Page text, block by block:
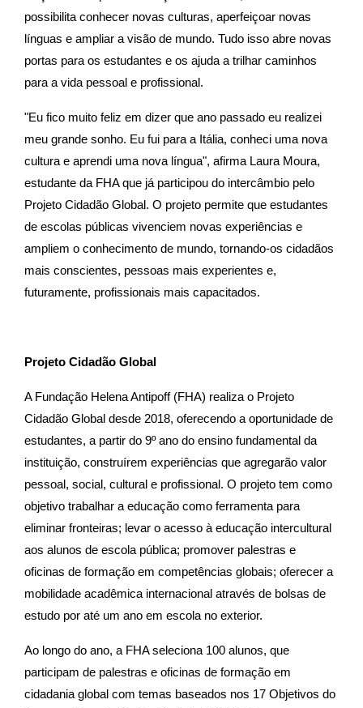
possibilita conhecer novas culturas, aperfeiçoar novas
línguas e ampliar a visão de mundo. Tudo isso abre novas
portas para os estudantes e os ajuda a trilhar caminhos
para a vida pessoal e profissional.
"Eu fico muito feliz em dizer que ano passado eu realizei
meu grande sonho. Eu fui para a Itália, conheci uma nova
cultura e aprendi uma nova língua", afirma Laura Moura,
estudante da FHA que já participou do intercâmbio pelo
Projeto Cidadão Global. O projeto permite que estudantes
de escolas públicas vivenciem novas experiências e
ampliem o conhecimento de mundo, tornando-os cidadãos
mais conscientes, pessoas mais experientes e,
futuramente, profissionais mais capacitados.
Projeto Cidadão Global
A Fundação Helena Antipoff (FHA) realiza o Projeto
Cidadão Global desde 2018, oferecendo a oportunidade de
estudantes, a partir do 9º ano do ensino fundamental da
instituição, construírem experiências que agregarão valor
pessoal, social, cultural e profissional. O projeto tem como
objetivo trabalhar a educação como ferramenta para
eliminar fronteiras; levar o acesso à educação intercultural
aos alunos de escola pública; promover palestras e
oficinas de formação em competências globais; oferecer a
mobilidade acadêmica internacional através de bolsas de
estudo por até um ano em escola no exterior.
Ao longo do ano, a FHA seleciona 100 alunos, que
participam de palestras e oficinas de formação em
cidadania global com temas baseados nos 17 Objetivos do